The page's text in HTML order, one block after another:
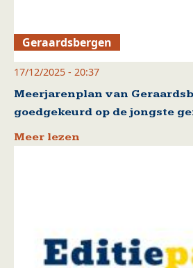
Geraardsbergen
17/12/2025 - 20:37
Meerjarenplan van
goedgekeurd op de jongste
Meer lezen